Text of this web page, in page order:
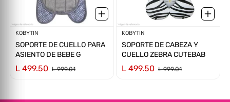
Proveedor:
KOBYTIN
SOPORTE DE CUELLO PARA
ASIENTO DE BEBE G
L 499.50 L 999.01
Proveedor:
KOBYTIN
SOPORTE DE CABEZA Y
CUELLO ZEBRA CUTEBAB
L 499.50 L 999.01